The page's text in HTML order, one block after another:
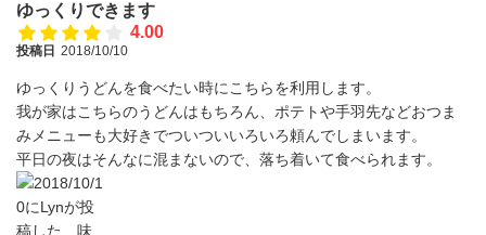
ゆっくりできます
4.00
投稿日 2018/10/10
ゆっくりうどんを食べたい時にこちらを利用します。
我が家はこちらのうどんはもちろん、ポテトや手羽先などおつま
みメニューも大好きでついついいろいろ頼んでしまいます。
平日の夜はそんなに混まないので、落ち着いて食べられます。